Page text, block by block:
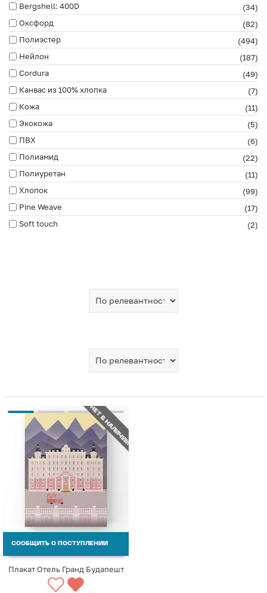
Bergshell: 400D
(34)
Оксфорд
(82)
Полиэстер
(494)
Нейлон
(187)
Cordura
(49)
Канвас из 100% хлопка
(7)
Кожа
(11)
Экокожа
(5)
ПВХ
(6)
Полиамид
(22)
Полиуретан
(11)
Хлопок
(99)
Pine Weave
(17)
Soft touch
(2)
НЕТ В НАЛИЧИИ
СООБЩИТЬ О ПОСТУПЛЕНИИ
Плакат Отель Гранд Будапешт